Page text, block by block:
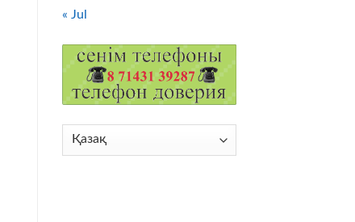
« Jul
Choose